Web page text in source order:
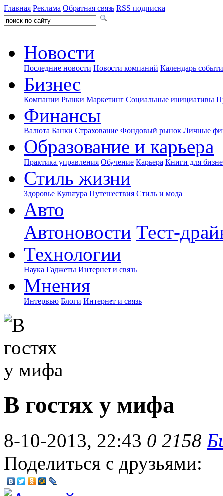
Главная Реклама Обратная связь RSS подписка
Новости
Последние новости Новости компаний Календарь
Бизнес
Компании Рынки Маркетинг Социальные инициативы
Финансы
Валюта Банки Страхование Фондовый рынок Личные
Образование и карьера
Практика управления Обучение Карьера Книги для
Стиль жизни
Здоровье Культура Путешествия Стиль и мода
Авто
Автоновости Тест-
Технологии
Наука Гаджеты Интернет и связь
Мнения
Интервью Блоги Интернет и связь
В гостях у мифа
8-10-2013, 22:43 0 2158
Поделиться с друзьями: